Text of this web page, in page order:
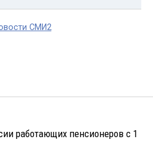
СМИ2
работающих пенсионеров с 1